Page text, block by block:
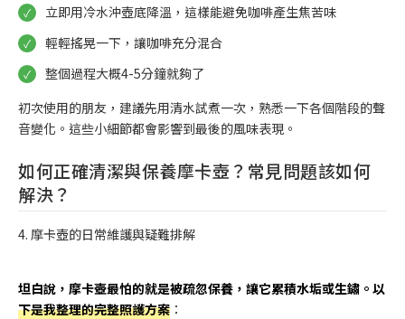
立即用冷水沖壺底降溫，這樣能避免咖啡產生焦苦味
輕輕搖晃一下，讓咖啡充分混合
整個過程大概4-5分鐘就夠了
初次使用的朋友，建議先用清水試煮一次，熟悉一下各個階段的聲
音變化。這些小細節都會影響到最後的風味表現。
如何正確清潔與保養摩卡壺？常見問題該如何
解決？
4. 摩卡壺的日常維護與疑難排解
坦白說，摩卡壺最怕的就是被疏忽保養，讓它累積水垢或生鏽。以
下是我整理的完整照護方案 ：